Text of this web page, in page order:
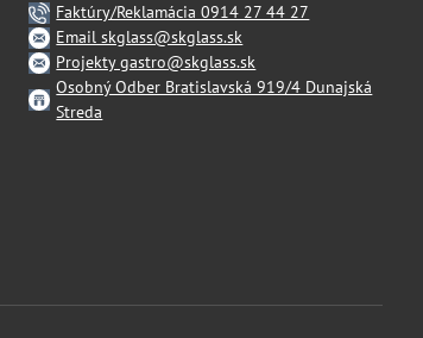
Faktúry/Reklamácia 0914 27 44 27
Email skglass@skglass.sk
Projekty gastro@skglass.sk
Osobný Odber Bratislavská 919/4 Dunajská
Streda